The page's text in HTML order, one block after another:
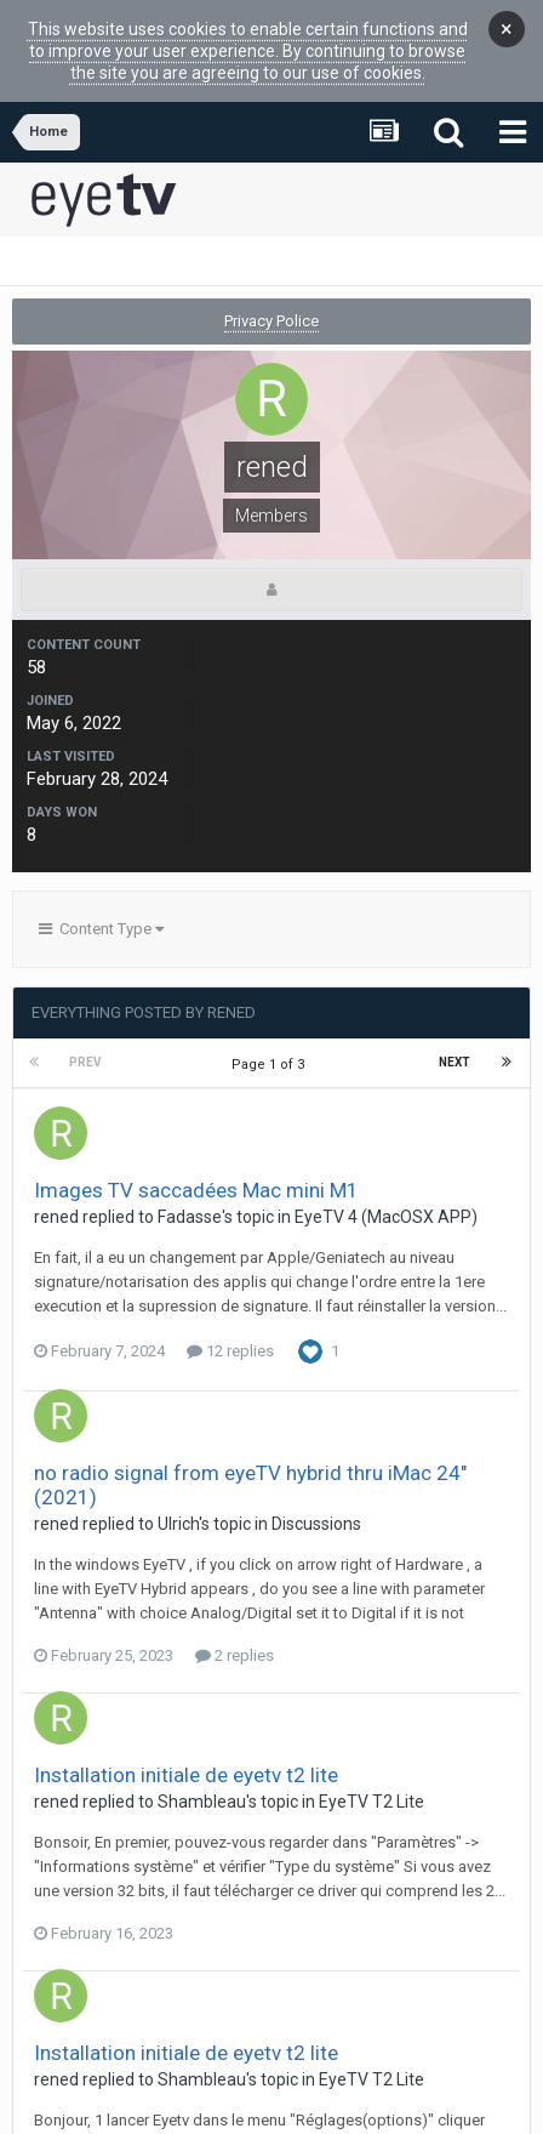
This website uses cookies to enable certain functions and
to improve your user experience. By continuing to browse
the site you are agreeing to our use of cookies.
×
Home
Privacy Police
rened
Members
CONTENT COUNT
58
JOINED
May 6, 2022
LAST VISITED
February 28, 2024
DAYS WON
8
Content Type
EVERYTHING POSTED BY RENED
PREV NEXT
Page 1 of 3
Images TV saccadées Mac mini M1
rened replied to Fadasse's topic in EyeTV 4 (MacOSX APP)
En fait, il a eu un changement par Apple/Geniatech au niveau
signature/notarisation des applis qui change l'ordre entre la 1ere
execution et la supression de signature. Il faut réinstaller la version...
February 7, 2024 12 replies 1
no radio signal from eyeTV hybrid thru iMac 24"
(2021)
rened replied to Ulrich's topic in Discussions
In the windows EyeTV , if you click on arrow right of Hardware , a
line with EyeTV Hybrid appears , do you see a line with parameter
"Antenna" with choice Analog/Digital set it to Digital if it is not
February 25, 2023 2 replies
Installation initiale de eyetv t2 lite
rened replied to Shambleau's topic in EyeTV T2 Lite
Bonsoir, En premier, pouvez-vous regarder dans "Paramètres" ->
"Informations système" et vérifier "Type du système" Si vous avez
une version 32 bits, il faut télécharger ce driver qui comprend les 2...
February 16, 2023
Installation initiale de eyetv t2 lite
rened replied to Shambleau's topic in EyeTV T2 Lite
Bonjour, 1 lancer Eyetv dans le menu "Réglages(options)" cliquer